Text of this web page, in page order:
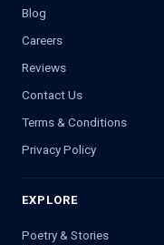
Blog
Careers
Reviews
Contact Us
Terms & Conditions
Privacy Policy
EXPLORE
Poetry & Stories